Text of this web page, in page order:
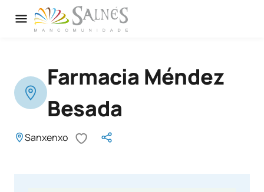
Farmacia Méndez
Besada
Sanxenxo